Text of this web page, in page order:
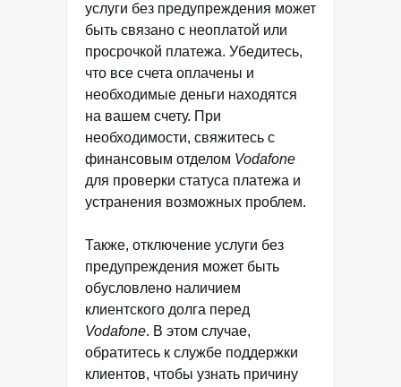
услуги без предупреждения может
быть связано с неоплатой или
просрочкой платежа. Убедитесь,
что все счета оплачены и
необходимые деньги находятся
на вашем счету. При
необходимости, свяжитесь с
финансовым отделом Vodafone
для проверки статуса платежа и
устранения возможных проблем.
Также, отключение услуги без
предупреждения может быть
обусловлено наличием
клиентского долга перед
Vodafone. В этом случае,
обратитесь к службе поддержки
клиентов, чтобы узнать причину